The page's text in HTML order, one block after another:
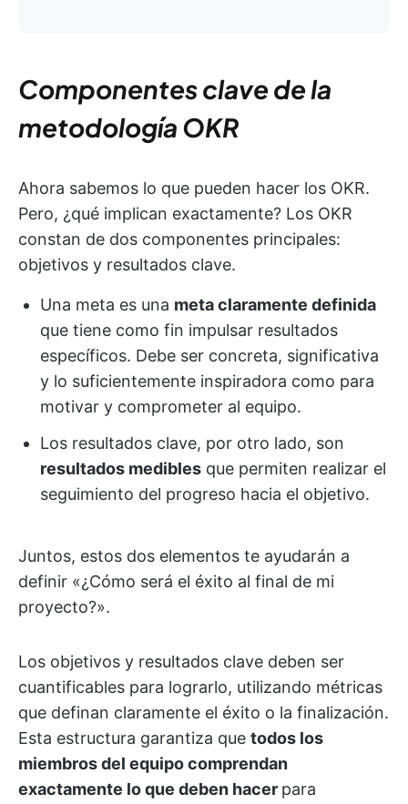
Componentes clave de la
metodología OKR
Ahora sabemos lo que pueden hacer los OKR.
Pero, ¿qué implican exactamente? Los OKR
constan de dos componentes principales:
objetivos y resultados clave.
Una meta es una meta claramente definida
que tiene como fin impulsar resultados
específicos. Debe ser concreta, significativa
y lo suficientemente inspiradora como para
motivar y comprometer al equipo.
Los resultados clave, por otro lado, son
resultados medibles que permiten realizar el
seguimiento del progreso hacia el objetivo.
Juntos, estos dos elementos te ayudarán a
definir «¿Cómo será el éxito al final de mi
proyecto?».
Los objetivos y resultados clave deben ser
cuantificables para lograrlo, utilizando métricas
que definan claramente el éxito o la finalización.
Esta estructura garantiza que todos los
miembros del equipo comprendan
exactamente lo que deben hacer para